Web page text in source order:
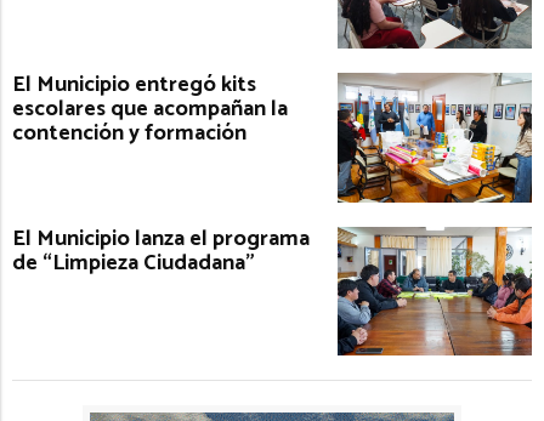
El Municipio entregó kits
escolares que acompañan la
contención y formación
El Municipio lanza el programa
de “Limpieza Ciudadana”